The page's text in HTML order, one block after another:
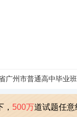
广州市普通高中毕业
500万道试题任意